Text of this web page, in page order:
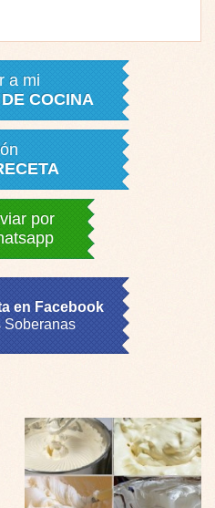
a mi
COCINA
por
en Facebook
Soberanas